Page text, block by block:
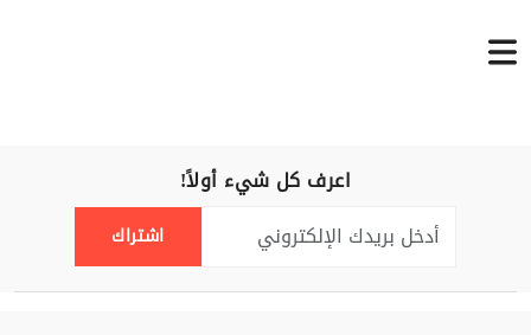
اعرف كل شيء أولاً!
اشتراك